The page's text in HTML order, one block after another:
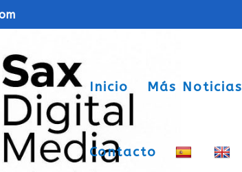
Inicio Más Noticias
Contacto